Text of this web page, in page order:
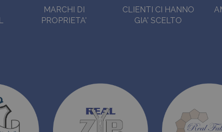
MARCHI DI
PROPRIETA'
CLIENTI CI HANNO
GIA' SCELTO